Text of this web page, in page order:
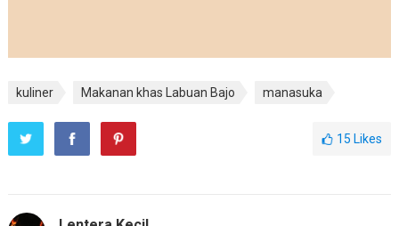
kuliner Makanan khas Labuan Bajo manasuka
15 Likes